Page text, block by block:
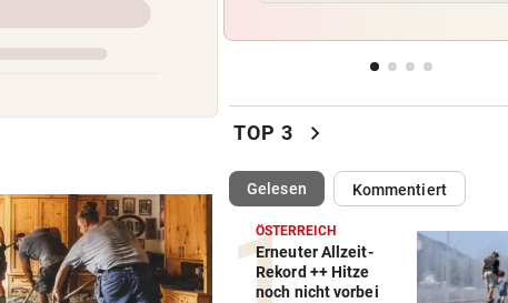
Bilder an Teenager
und stockfinster“
IM WAGEN EINGEKLEMMT
Autolenker (81) starb nach
Kollision mit Linienbus
STRASSENUMFRAGE vor
TOP 3 chevron_right
Gelesen(ausgewählt)Kommentiert
ÖSTERREICH
Erneuter Allzeit-
Rekord ++ Hitze
noch nicht vorbei